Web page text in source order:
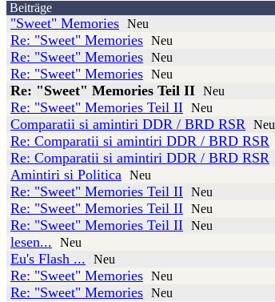
Beiträge
"Sweet" Memories Neu
Re: "Sweet" Memories Neu
Re: "Sweet" Memories Neu
Re: "Sweet" Memories Neu
Re: "Sweet" Memories Teil II Neu
Re: "Sweet" Memories Teil II Neu
Comparatii si amintiri DDR / BRD RSR Neu
Re: Comparatii si amintiri DDR / BRD RSR
Re: Comparatii si amintiri DDR / BRD RSR
Amintiri si Politica Neu
Re: "Sweet" Memories Teil II Neu
Re: "Sweet" Memories Teil II Neu
Re: "Sweet" Memories Teil II Neu
lesen... Neu
Eu's Flash ... Neu
Re: "Sweet" Memories Neu
Re: "Sweet" Memories Neu